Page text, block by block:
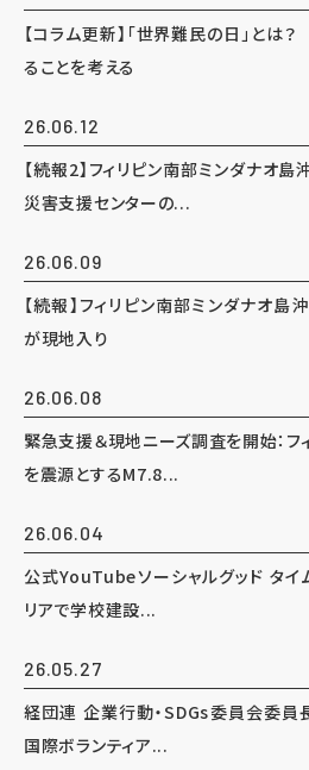
【コラム更新】「世界難民の日」とは
ることを考える
26.06.12
【続報2】フィリピン南部ミンダナオ
災害支援センターの...
26.06.09
【続報】フィリピン南部ミンダナオ
が現地入り
26.06.08
緊急支援＆現地ニーズ調査を開始：フ
を震源とするM7.8...
26.06.04
公式YouTubeソーシャルグッド タ
リアで学校建設...
26.05.27
経団連 企業行動・SDGs委員会委員
国際ボランティア...